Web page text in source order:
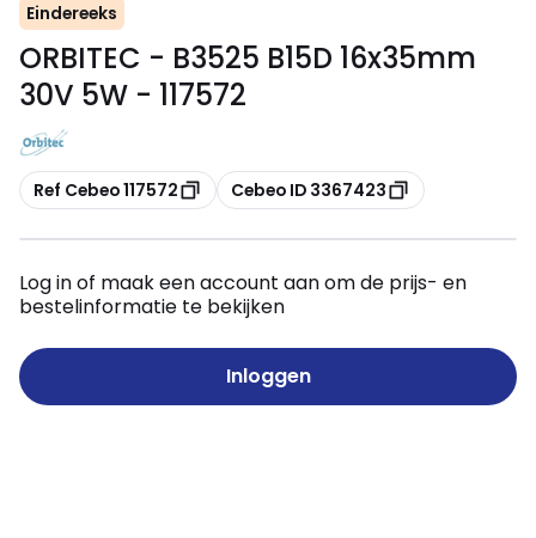
Eindereeks
ORBITEC - B3525 B15D 16x35mm
30V 5W - 117572
Kopiëren
Ref Cebeo 117572 Kopiëren
Cebeo ID 3367423
Log in of maak een account aan om de prijs- en
bestelinformatie te bekijken
Inloggen